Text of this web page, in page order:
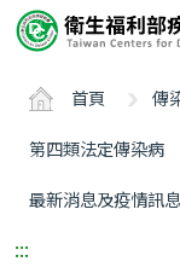
要
ALT+C
首頁 傳
第四類法定傳染病
最新消息及疫情訊息
:::